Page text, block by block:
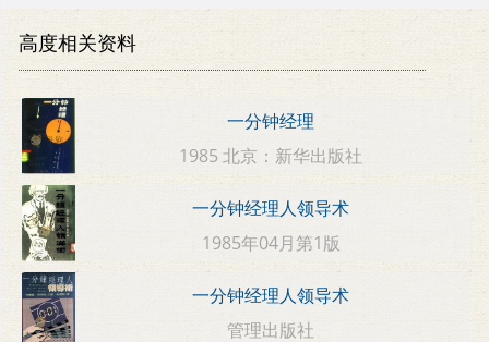
高度相关资料
一分钟经理
1985 北京：新华出版社
一分钟经理人领导术
1985年04月第1版
一分钟经理人领导术
管理出版社